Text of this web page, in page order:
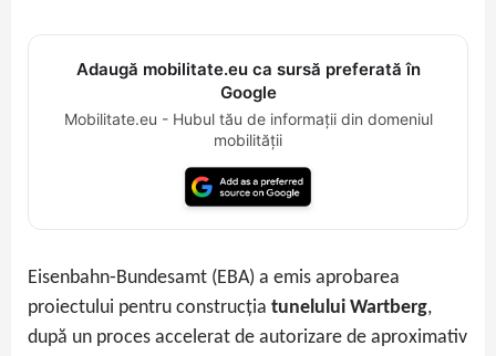
Adaugă mobilitate.eu ca sursă preferată în
Google
Mobilitate.eu - Hubul tău de informații din domeniul
mobilității
Eisenbahn‑Bundesamt (EBA) a emis aprobarea
proiectului pentru construcția tunelului Wartberg,
după un proces accelerat de autorizare de aproximativ